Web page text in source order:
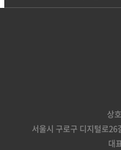
상
서울시 구로구 디지털로
대